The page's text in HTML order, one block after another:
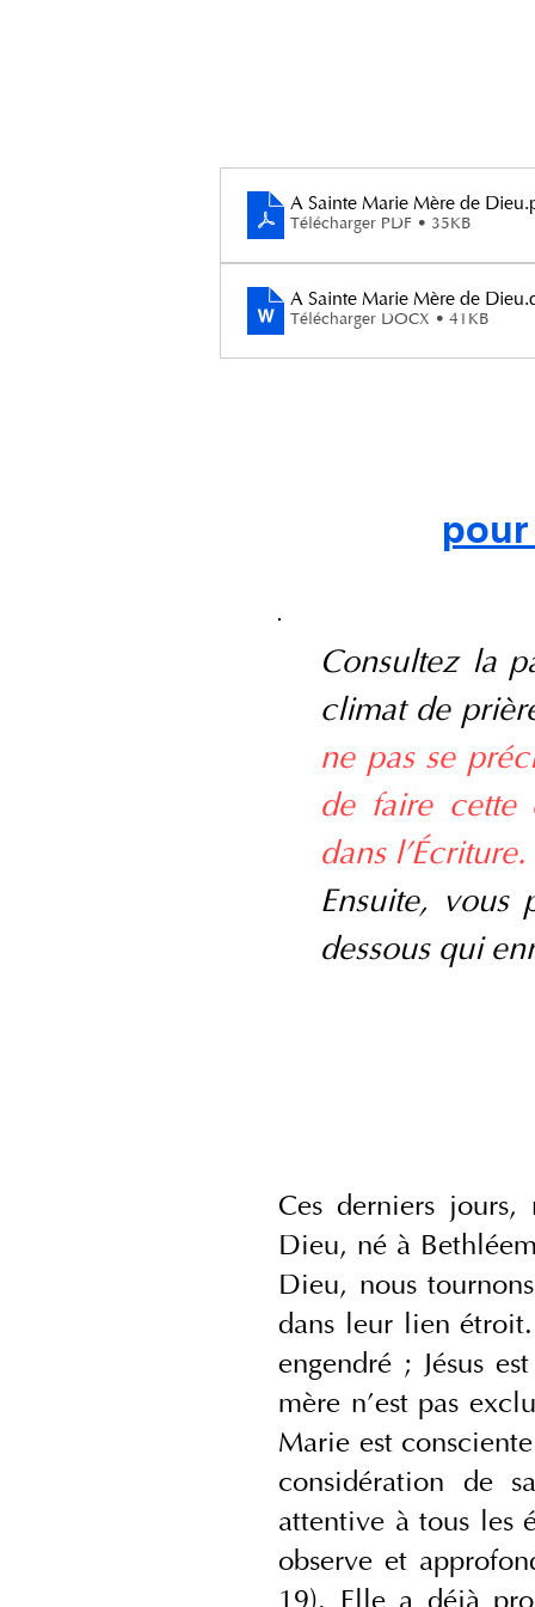
A Sainte Marie Mère de Dieu
Télécharger PDF • 35KB
A Sainte Marie Mère de Dieu
Télécharger DOCX • 41KB
Consultez la
climat de
ne pas se
de faire cette
dans l'Écriture.
Ensuite, vous
dessous qui
Ces derniers
Dieu, né à
Dieu, nous
dans leur lien
engendré ; Jésus
mère n’est pas
Marie est
considération de
attentive à tous les
observe et